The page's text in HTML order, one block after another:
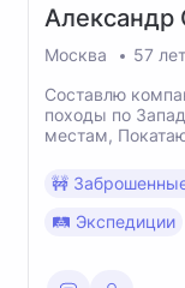
Александр
Москва
57 лет
Составлю
походы по
местам,
🚧
🛤 Экспедиции